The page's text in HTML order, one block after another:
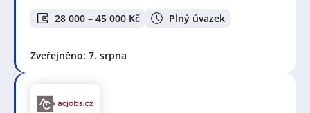
28 000 – 45 000 Kč Plný úvazek
Zveřejněno: 7. srpna